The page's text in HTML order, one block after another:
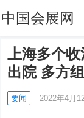
中国会展网
上海多个
出院 多方
要闻 2022年4月